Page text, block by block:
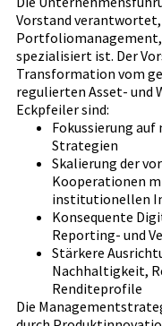
Vorstand
spezialisiert ist. Der
Transformation vom
regulierten Asset- und
Eckpfeiler sind:
Fokussierung
Strategien
Skalierung der
Kooperationen
institutionellen
Konsequente
Reporting- und
Stärkere
Nachhaltigkeit,
Renditeprofile
Die